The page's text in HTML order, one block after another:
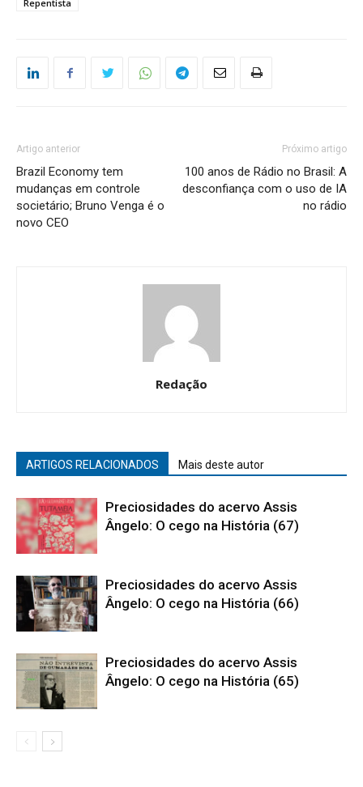
Repentista
Artigo anterior
Brazil Economy tem
mudanças em controle
societário; Bruno Venga é o
novo CEO
Próximo artigo
100 anos de Rádio no Brasil: A
desconfiança com o uso de IA
no rádio
Redação
ARTIGOS RELACIONADOS Mais deste autor
Preciosidades do acervo Assis
Ângelo: O cego na História (67)
Preciosidades do acervo Assis
Ângelo: O cego na História (66)
Preciosidades do acervo Assis
Ângelo: O cego na História (65)